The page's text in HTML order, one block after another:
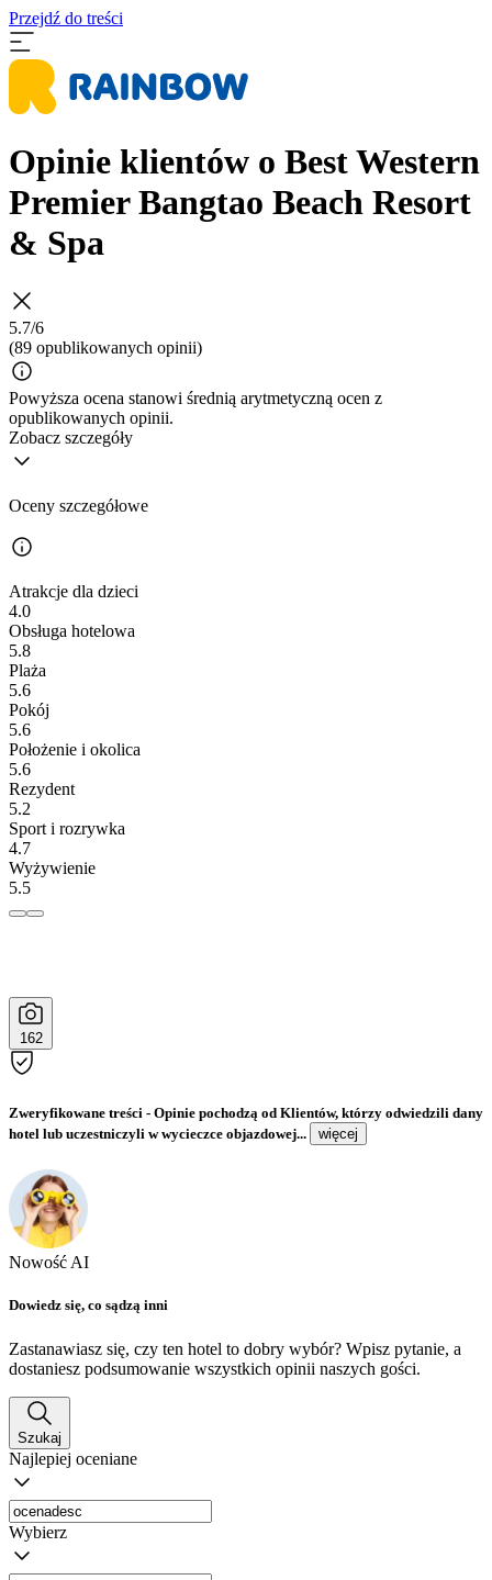
Przejdź do treści
Opinie klientów o Best Western
Premier Bangtao Beach Resort
& Spa
5.7/6
(89 opublikowanych opinii)
Powyższa ocena stanowi średnią arytmetyczną ocen z
opublikowanych opinii.
Zobacz szczegóły
Oceny szczegółowe
Atrakcje dla dzieci
4.0
Obsługa hotelowa
5.8
Plaża
5.6
Pokój
5.6
Położenie i okolica
5.6
Rezydent
5.2
Sport i rozrywka
4.7
Wyżywienie
5.5
162
Zweryfikowane treści - Opinie pochodzą od Klientów, którzy odwiedzili dany
hotel lub uczestniczyli w wycieczce objazdowej...
więcej
Nowość AI
Dowiedz się, co sądzą inni
Zastanawiasz się, czy ten hotel to dobry wybór? Wpisz pytanie, a
dostaniesz podsumowanie wszystkich opinii naszych gości.
Szukaj
Najlepiej oceniane
Wybierz